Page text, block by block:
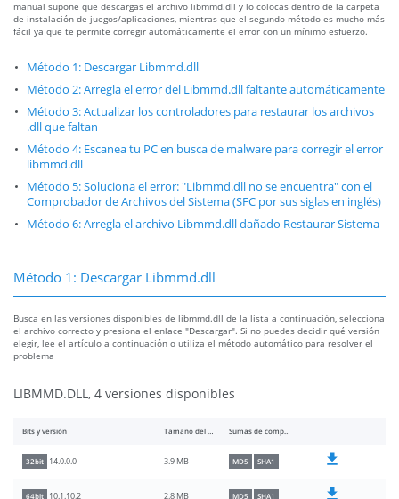
manual supone que descargas el archivo libmmd.dll y lo colocas dentro de la carpeta
de instalación de juegos/aplicaciones, mientras que el segundo método es mucho más
fácil ya que te permite corregir automáticamente el error con un mínimo esfuerzo.
Método 1: Descargar Libmmd.dll
Método 2: Arregla el error del Libmmd.dll faltante automáticamente
Método 3: Actualizar los controladores para restaurar los archivos
.dll que faltan
Método 4: Escanea tu PC en busca de malware para corregir el error
libmmd.dll
Método 5: Soluciona el error: "Libmmd.dll no se encuentra" con el
Comprobador de Archivos del Sistema (SFC por sus siglas en inglés)
Método 6: Arregla el archivo Libmmd.dll dañado Restaurar Sistema
Método 1: Descargar Libmmd.dll
Busca en las versiones disponibles de libmmd.dll de la lista a continuación, selecciona
el archivo correcto y presiona el enlace "Descargar". Si no puedes decidir qué versión
elegir, lee el artículo a continuación o utiliza el método automático para resolver el
problema
LIBMMD.DLL, 4 versiones disponibles
Bits y versión Tamaño del archivo Sumas de comprobación
32bit 14.0.0.0 3.9 MB MD5 SHA1
64bit 10.1.10.2 2.8 MB MD5 SHA1